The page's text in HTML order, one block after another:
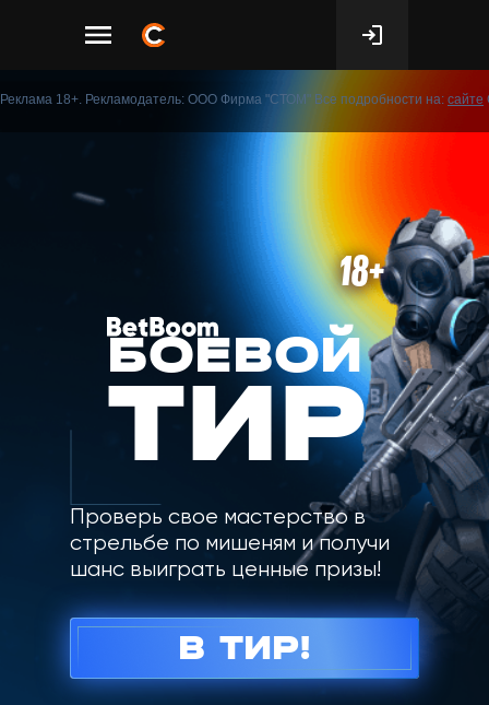
Реклама 18+. Рекламодатель: ООО Фирма "СТОМ" Все подробности на: сайте
БОЕВОЙ
ТИР
Проверь свое мастерство в
стрельбе по мишеням и получи
шанс выиграть ценные призы!
В ТИР!
18+